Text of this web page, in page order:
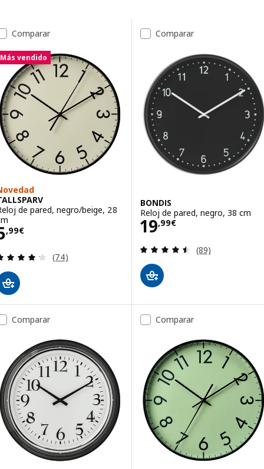
Lista de resultados
Comparar
Más vendido
de pared, negro/beige, 28
,99€ 5,99€
Revisa: 4.2 de 5 estrellas. Total opiniones:
(74)
Comparar
BONDIS
Reloj de pared, negro, 38 cm
19,99€
Precio 19,99€
Revisa: 4.5 de
(89)
Comparar Comparar